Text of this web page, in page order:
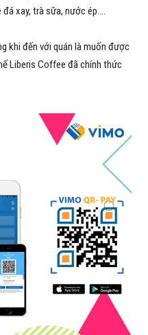
xay, trà sữa, nước ép….
khi đến với quán là muốn được
Liberis Coffee đã chính thức